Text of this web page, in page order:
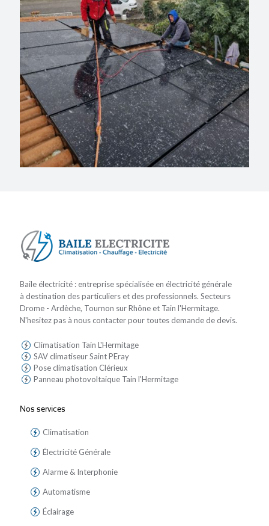
Baile électricité : entreprise spécialisée en électricité générale
à destination des particuliers et des professionnels. Secteurs
Drome - Ardèche, Tournon sur Rhône et Tain l'Hermitage.
N'hesitez pas à nous contacter pour toutes demande de devis.
Climatisation Tain L'Hermitage
SAV climatiseur Saint PEray
Pose climatisation Clérieux
Panneau photovoltaique Tain l'Hermitage
Nos services
Climatisation
Électricité Générale
Alarme & Interphonie
Automatisme
Éclairage